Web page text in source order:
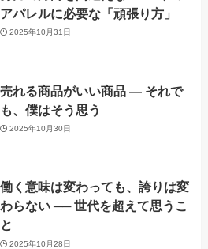
アパレルに必要な「頑張り方」
2025年10月31日
売れる商品がいい商品 ― それで
も、僕はそう思う
2025年10月30日
働く意味は変わっても、誇りは変
わらない ── 世代を超えて思うこ
と
2025年10月28日